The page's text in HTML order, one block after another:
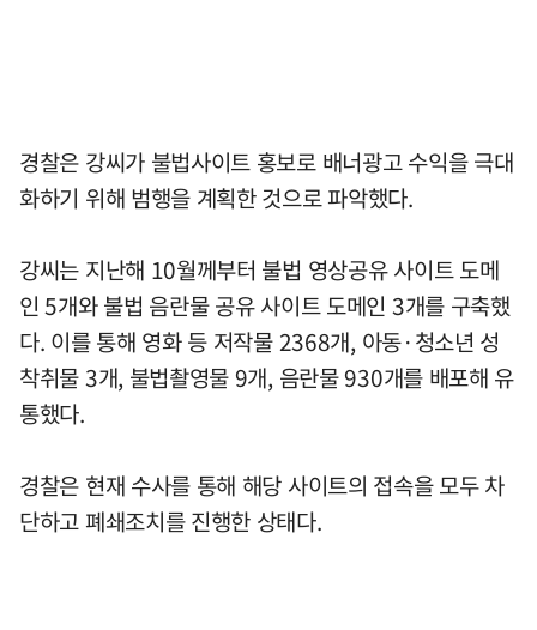
경찰은 강씨가 불법사이트 홍보로 배너광고 수익을 극대
화하기 위해 범행을 계획한 것으로 파악했다.
강씨는 지난해 10월께부터 불법 영상공유 사이트 도메
인 5개와 불법 음란물 공유 사이트 도메인 3개를 구축했
다. 이를 통해 영화 등 저작물 2368개, 아동·청소년 성
착취물 3개, 불법촬영물 9개, 음란물 930개를 배포해 유
통했다.
경찰은 현재 수사를 통해 해당 사이트의 접속을 모두 차
단하고 폐쇄조치를 진행한 상태다.